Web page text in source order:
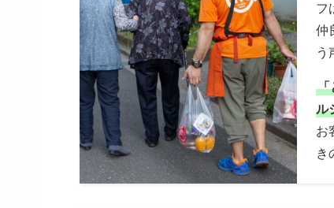
フ
仲
う
「
ル
お
き